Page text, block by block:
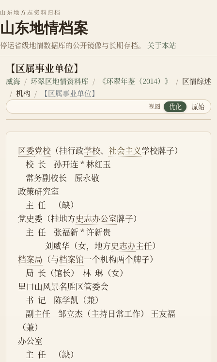
山东地方志资料归档
山东地情档案
停运省级地情数据库的公开镜像与长期存档。 关于本站
【区属事业单位】
威海 环翠区地情资料库 《环翠年鉴（2014）》
区情综述
机构
【区属事业单位】
视图 优化 原始
区委党校 （挂行政学校、 社会主义学校牌子）
    校  长    孙开连 * 林红玉
    常务副校长    原永敬
政策研究室
    主  任    （缺）
党史委（挂地方史志办公室牌子）
    主  任    张福新 * 许新贵
              刘威华（女，地方
史志办主任）
档案局 （与档案馆一个机构两个牌子）
    局  长（馆长）  林  琳（女）
里口山风景名胜区管委会
    书  记    陈学凯（兼）
（兼）
办公室
    主  任    （缺）